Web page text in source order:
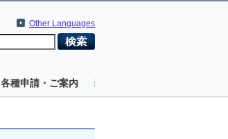
Other Languages
各種申請・ご案内